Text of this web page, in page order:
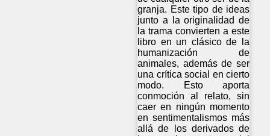
granja. Este tipo de ideas
junto a la originalidad de
la trama convierten a este
libro en un clásico de la
humanización de
animales, además de ser
una crítica social en cierto
modo. Esto aporta
conmoción al relato, sin
caer en ningún momento
en sentimentalismos más
allá de los derivados de